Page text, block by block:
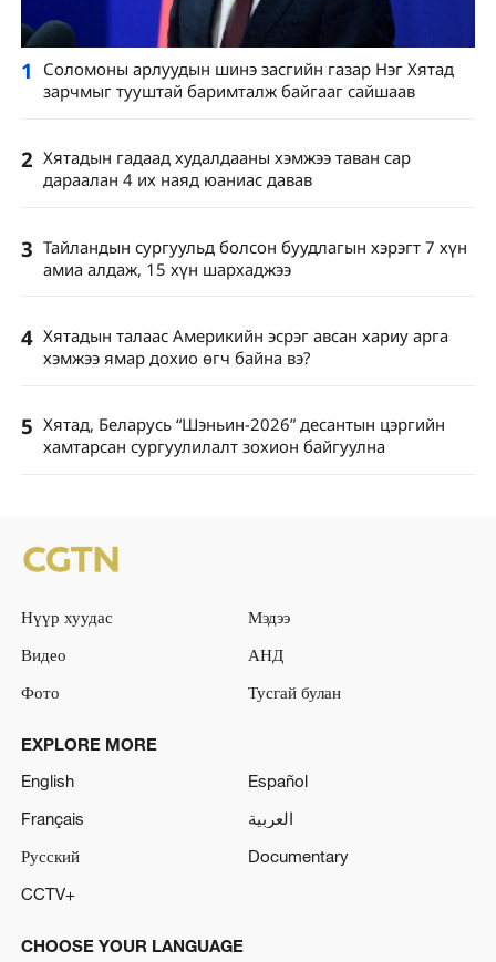
1
Соломоны арлуудын шинэ засгийн газар Нэг Хятад
зарчмыг тууштай баримталж байгааг сайшаав
2 Хятадын гадаад худалдааны хэмжээ таван сар
дараалан 4 их наяд юаниас давав
3 Тайландын сургуульд болсон буудлагын хэрэгт 7 хүн
амиа алдаж, 15 хүн шархаджээ
4 Хятадын талаас Америкийн эсрэг авсан хариу арга
хэмжээ ямар дохио өгч байна вэ?
5 Хятад, Беларусь “Шэньин-2026” десантын цэргийн
хамтарсан сургуулилалт зохион байгуулна
Нүүр хуудас
Мэдээ
Видео
АНД
Фото
Тусгай булан
EXPLORE MORE
English
Español
Français
العربية
Русский
Documentary
CCTV+
CHOOSE YOUR LANGUAGE